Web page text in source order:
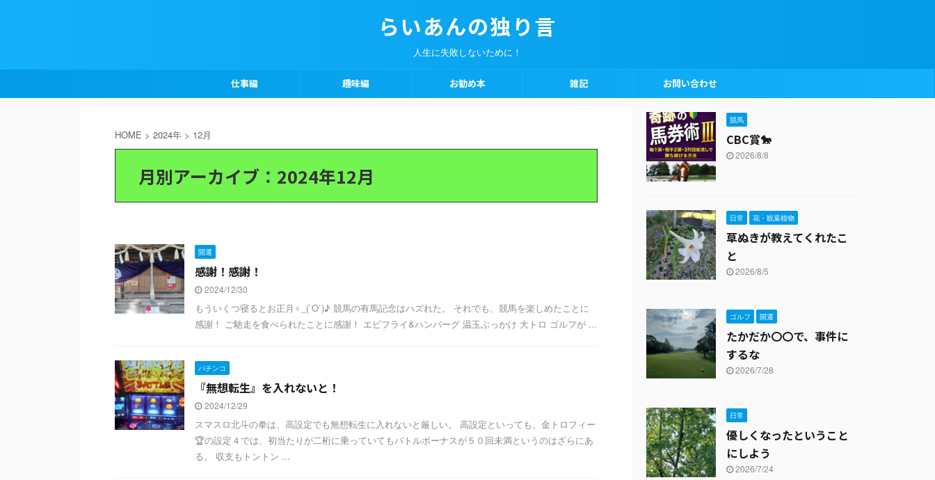
らいあんの独り言
人生に失敗しないために！
仕事編 趣味編 お勧め本 雑記 お問い合わせ
HOME > 2024年 > 12月
月別アーカイブ：2024年12月
開運
感謝！感謝！
2024/12/30
もういくつ寝るとお正月♀_(`O`)♪ 競馬の有馬記念はハズれた。 それでも、競馬を楽しめたことに
感謝！ ご馳走を食べられたことに感謝！ エビフライ&ハンバーグ 温玉ぶっかけ 大トロ ゴルフが ...
パチンコ
『無想転生』を入れないと！
2024/12/29
スマスロ北斗の拳は、高設定でも無想転生に入れないと厳しい。 高設定といっても、金トロフィー
🏆️の設定４では、初当たりが二桁に乗っていてもバトルボーナスが５０回未満というのはざらにあ
る。 収支もトントン ...
競馬
CBC賞🐎
2026/8/8
日常 花・観葉植物
草ぬきが教えてくれたこ
と
2026/8/5
ゴルフ 開運
たかだか〇〇で、事件に
するな
2026/7/28
日常
優しくなったということ
にしよう
2026/7/24